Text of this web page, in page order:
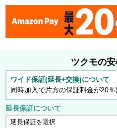
ツクモの安
ワイド保証(延長+交換)について
同時加入で片方の保証料金が20％
延長保証について